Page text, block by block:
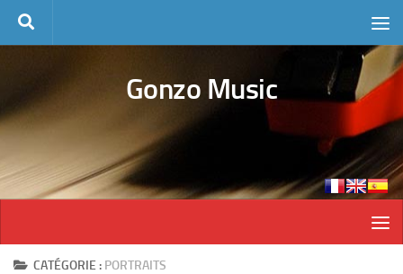
Skip to content
Gonzo Music
CATÉGORIE : PORTRAITS